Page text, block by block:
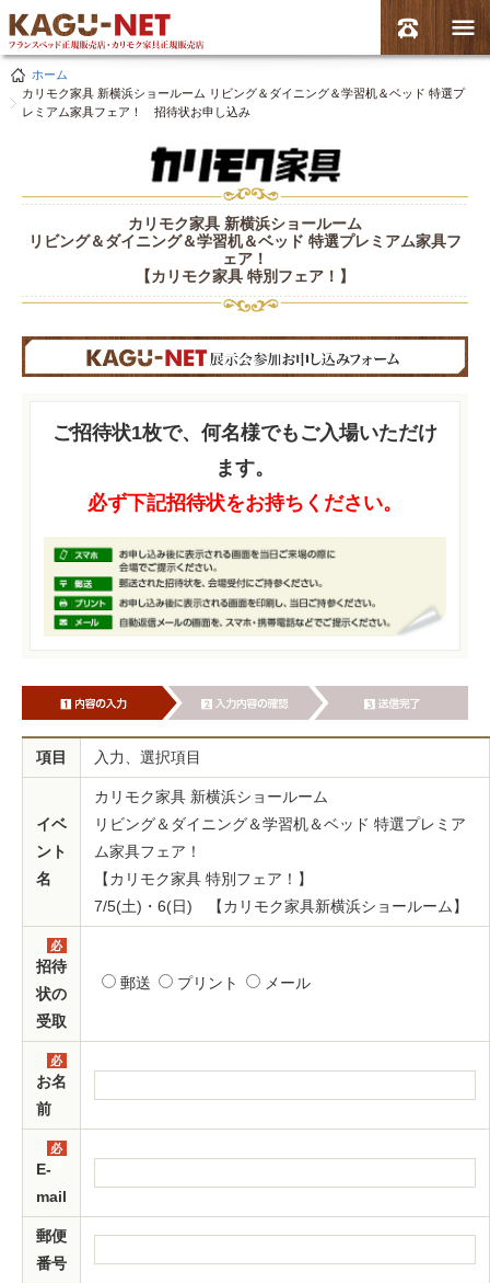
ホーム
カリモク家具 新横浜ショールーム リビング＆ダイニング＆学習机＆ベッド 特選プ
レミアム家具フェア！ 招待状お申し込み
カリモク家具 新横浜ショールーム
リビング＆ダイニング＆学習机＆ベッド 特選プレミアム家具フ
ェア！
【カリモク家具 特別フェア！】
ご招待状1枚で、何名様でもご入場いただけ
ます。
必ず下記招待状をお持ちください。
項目 入力、選択項目
イベ
ント
名
カリモク家具 新横浜ショールーム
リビング＆ダイニング＆学習机＆ベッド 特選プレミア
ム家具フェア！
【カリモク家具 特別フェア！】
7/5(土)・6(日) 【カリモク家具新横浜ショールーム】
必
須
招待
状の
受取
郵送 プリント メール
必
須
お名
前
必
E-
mail
郵便
番号